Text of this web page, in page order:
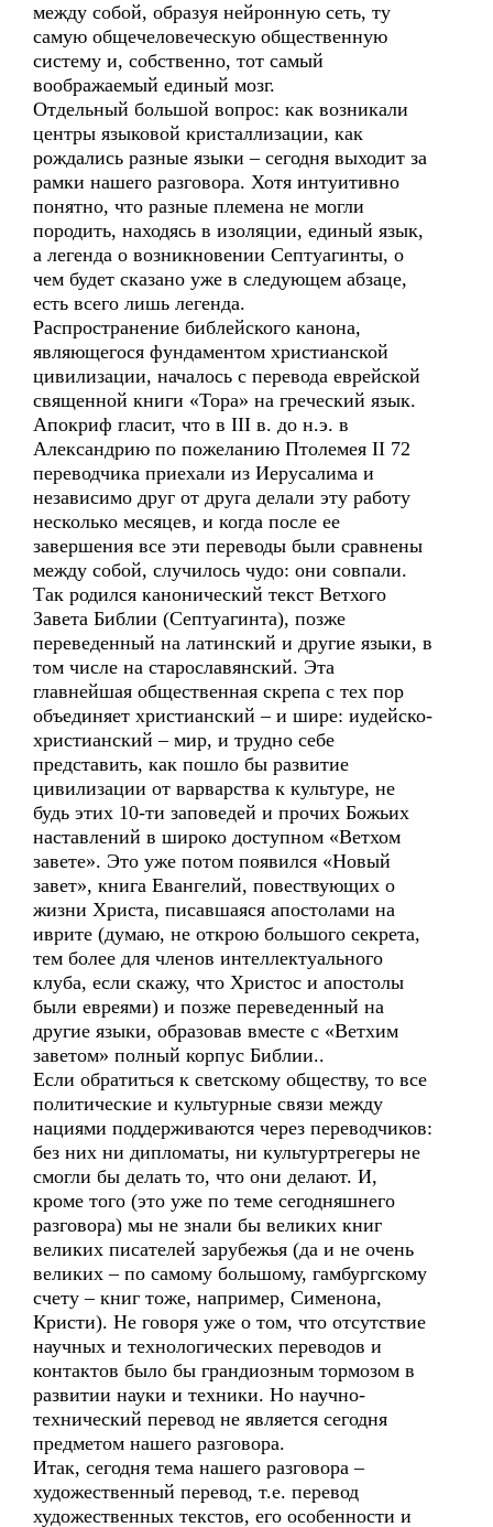
между собой, образуя нейронную сеть, ту
самую общечеловеческую общественную
систему и, собственно, тот самый
воображаемый единый мозг.
Отдельный большой вопрос: как возникали
центры языковой кристаллизации, как
рождались разные языки – сегодня выходит за
рамки нашего разговора. Хотя интуитивно
понятно, что разные племена не могли
породить, находясь в изоляции, единый язык,
а легенда о возникновении Септуагинты, о
чем будет сказано уже в следующем абзаце,
есть всего лишь легенда.
Распространение библейского канона,
являющегося фундаментом христианской
цивилизации, началось с перевода еврейской
священной книги «Тора» на греческий язык.
Апокриф гласит, что в III в. до н.э. в
Александрию по пожеланию Птолемея II 72
переводчика приехали из Иерусалима и
независимо друг от друга делали эту работу
несколько месяцев, и когда после ее
завершения все эти переводы были сравнены
между собой, случилось чудо: они совпали.
Так родился канонический текст Ветхого
Завета Библии (Септуагинта), позже
переведенный на латинский и другие языки, в
том числе на старославянский. Эта
главнейшая общественная скрепа с тех пор
объединяет христианский – и шире: иудейско-
христианский – мир, и трудно себе
представить, как пошло бы развитие
цивилизации от варварства к культуре, не
будь этих 10-ти заповедей и прочих Божьих
наставлений в широко доступном «Ветхом
завете». Это уже потом появился «Новый
завет», книга Евангелий, повествующих о
жизни Христа, писавшаяся апостолами на
иврите (думаю, не открою большого секрета,
тем более для членов интеллектуального
клуба, если скажу, что Христос и апостолы
были евреями) и позже переведенный на
другие языки, образовав вместе с «Ветхим
заветом» полный корпус Библии..
Если обратиться к светскому обществу, то все
политические и культурные связи между
нациями поддерживаются через переводчиков:
без них ни дипломаты, ни культуртрегеры не
смогли бы делать то, что они делают. И,
кроме того (это уже по теме сегодняшнего
разговора) мы не знали бы великих книг
великих писателей зарубежья (да и не очень
великих – по самому большому, гамбургскому
счету – книг тоже, например, Сименона,
Кристи). Не говоря уже о том, что отсутствие
научных и технологических переводов и
контактов было бы грандиозным тормозом в
развитии науки и техники. Но научно-
технический перевод не является сегодня
предметом нашего разговора.
Итак, сегодня тема нашего разговора –
художественный перевод, т.е. перевод
художественных текстов, его особенности и